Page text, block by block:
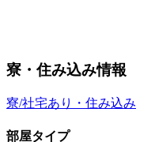
寮・住み込み情報
寮/社宅あり・住み込み
部屋タイプ